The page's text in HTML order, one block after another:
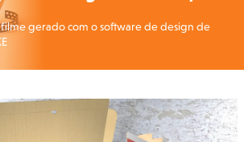
gerado com o software de design de